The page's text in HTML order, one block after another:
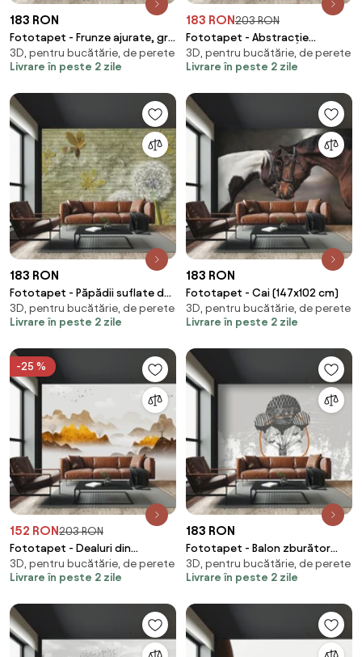
183 RON
Fototapet - Frunze ajurate, gri
(147x102 cm)
3D, pentru bucătărie, de perete
Livrare în peste 2 zile
183 RON203 RON
Fototapet - Abstracție
angelică (147x102 cm)
3D, pentru bucătărie, de perete
Livrare în peste 2 zile
183 RON
Fototapet - Păpădii suflate de
vânt (147x102 cm)
3D, pentru bucătărie, de perete
Livrare în peste 2 zile
183 RON
Fototapet - Cai (147x102 cm)
3D, pentru bucătărie, de perete
Livrare în peste 2 zile
-25 %
152 RON203 RON
Fototapet - Dealuri din
marmură (147x102 cm)
3D, pentru bucătărie, de perete
Livrare în peste 2 zile
183 RON
Fototapet - Balon zburător
(147x102 cm)
3D, pentru bucătărie, de perete
Livrare în peste 2 zile